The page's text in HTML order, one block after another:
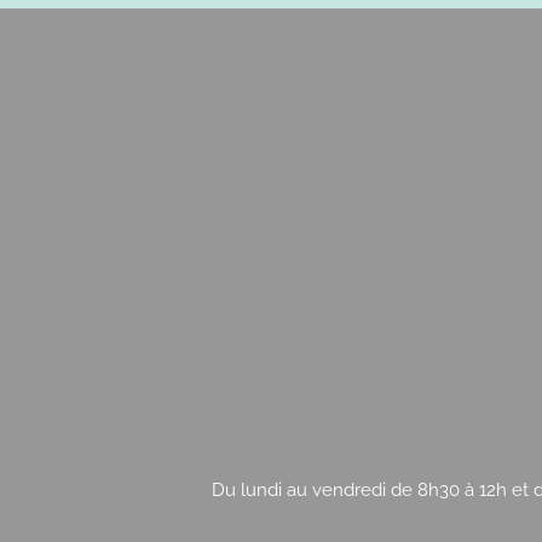
Du lundi au vendredi de 8h30 à 12h et